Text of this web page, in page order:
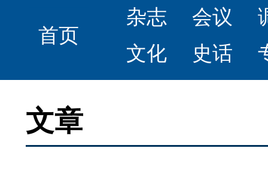
首页
杂志 会议
文化
史话
文章